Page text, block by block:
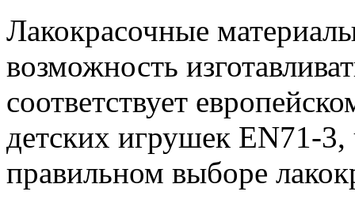
Лакокрасочные
возможность
соответствует
детских игрушек EN71-3,
правильном выборе